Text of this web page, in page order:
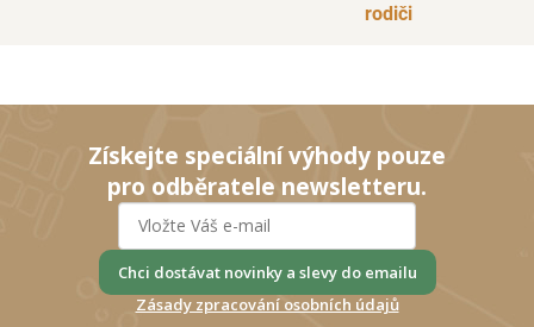
rodiči
Získejte speciální výhody pouze
pro odběratele newsletteru.
Chci dostávat novinky a slevy do emailu
Zásady zpracování osobních údajů